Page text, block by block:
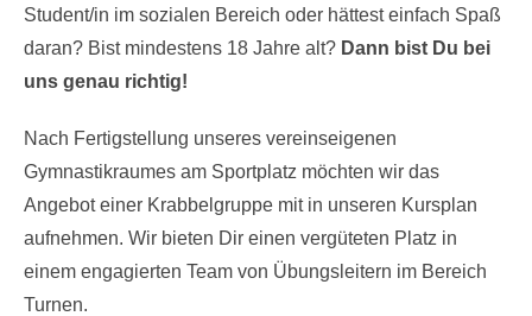
Student/in im sozialen Bereich oder hättest einfach Spaß
daran? Bist mindestens 18 Jahre alt? Dann bist Du bei
uns genau richtig!
Nach Fertigstellung unseres vereinseigenen
Gymnastikraumes am Sportplatz möchten wir das
Angebot einer Krabbelgruppe mit in unseren Kursplan
aufnehmen. Wir bieten Dir einen vergüteten Platz in
einem engagierten Team von Übungsleitern im Bereich
Turnen.